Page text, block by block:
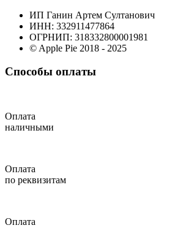
ИП Ганин Артем Султанович
ИНН: 332911477864
ОГРНИП: 318332800001981
© Apple Pie 2018 - 2025
Способы оплаты
Оплата
наличными
Оплата
по реквизитам
Оплата